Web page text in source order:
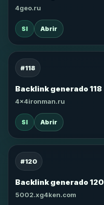
4geo.ru
SI Abrir
#118
Backlink generado 118
4x4ironman.ru
SI Abrir
#120
Backlink generado 120
5002.xg4ken.com